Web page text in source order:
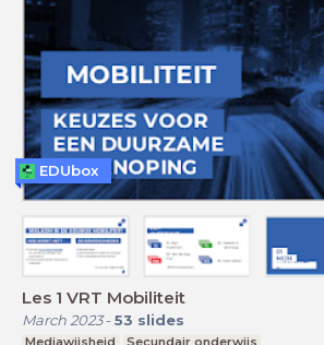
Les 1 VRT Mobiliteit
March 2023- 53 slides
Mediawijsheid Secundair onderwijs
EDUbox